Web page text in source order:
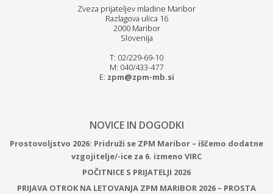
Zveza prijateljev mladine Maribor
Razlagova ulica 16
2000 Maribor
Slovenija
T: 02/229-69-10
M: 040/433-477
E: zpm@zpm-mb.si
NOVICE IN DOGODKI
Prostovoljstvo 2026: Pridruži se ZPM Maribor – iščemo dodatne
vzgojitelje/-ice za 6. izmeno VIRC
POČITNICE S PRIJATELJI 2026
PRIJAVA OTROK NA LETOVANJA ZPM MARIBOR 2026 – PROSTA